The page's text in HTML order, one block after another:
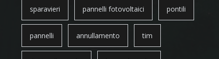
sparavieri pannelli fotovoltaici pontili
pannelli annullamento tim